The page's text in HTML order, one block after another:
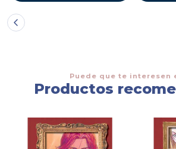
Puede que te interesen
Productos